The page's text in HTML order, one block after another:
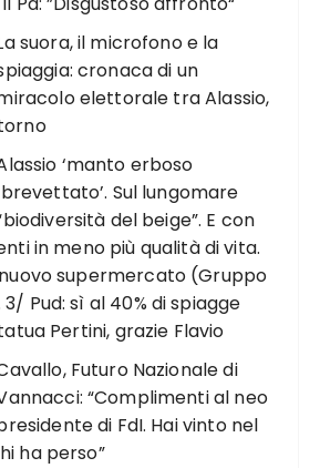
suora, il microfono e la
cronaca di un
elettorale tra Alassio,
‘manto erboso
Sul lungomare
del beige”. E con
in meno più qualità di vita.
supermercato (Gruppo
Pud: sì al 40% di spiagge
Pertini, grazie Flavio
Futuro Nazionale di
“Complimenti al neo
di FdI. Hai vinto nel
ha perso”